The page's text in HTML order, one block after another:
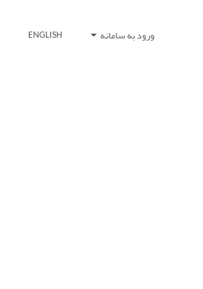
ورود به سامانه ENGLISH